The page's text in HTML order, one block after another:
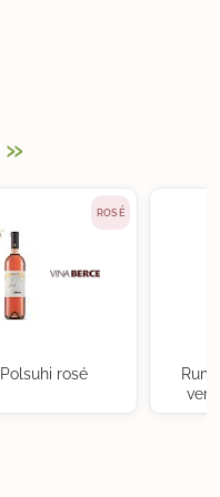
ROSÉ
Polsuhi rosé